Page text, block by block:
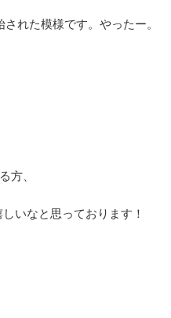
れた模様です。やったー。
方、
いなと思っております！